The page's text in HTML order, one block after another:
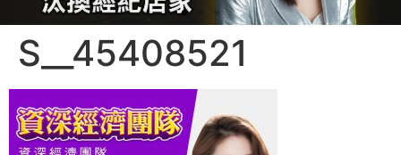
應徵
S__45408521